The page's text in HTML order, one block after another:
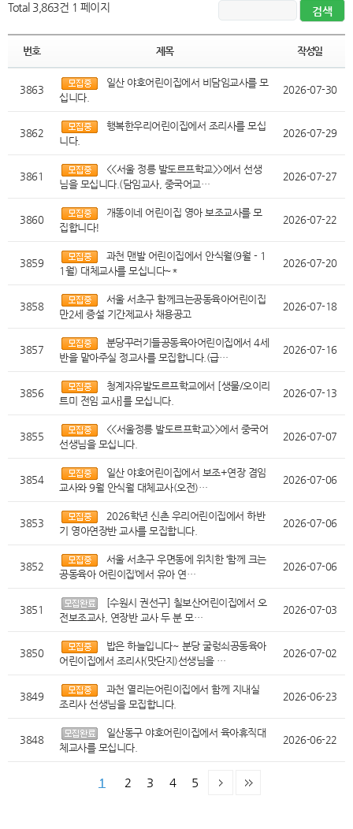
Total 3,863건 1 페이지
번호 제목 작성일
3863
일산 야호어린이집에서 비담임교사를 모
십니다.
2026-07-30
3862
행복한우리어린이집에서 조리사를 모십
니다.
2026-07-29
3861
<<서울 정릉 발도르프학교>>에서 선생
님을 모십니다.(담임교사, 중국어교…
2026-07-27
3860
개똥이네 어린이집 영아 보조교사를 모
집합니다!
2026-07-22
3859
과천 맨발 어린이집에서 안식월(9월 - 1
1월) 대체교사를 모십니다~*
2026-07-20
3858
서울 서초구 함께크는공동육아어린이집
만2세 증설 기간제교사 채용공고
2026-07-18
3857
분당꾸러기들공동육아어린이집에서 4세
반을 맡아주실 정교사를 모집합니다.(급…
2026-07-16
3856
청계자유발도르프학교에서 [생물/오이리
트미 전임 교사]를 모십니다.
2026-07-13
3855
<<서울정릉 발도르프학교>>에서 중국어
선생님을 모십니다.
2026-07-07
3854
일산 야호어린이집에서 보조+연장 겸임
교사와 9월 안식월 대체교사(오전)…
2026-07-06
3853
2026학년 신촌 우리어린이집에서 하반
기 영아연장반 교사를 모집합니다.
2026-07-06
3852
서울 서초구 우면동에 위치한 ‘함께 크는
공동육아 어린이집’에서 유아 연…
2026-07-06
3851
[수원시 권선구] 칠보산어린이집에서 오
전보조교사, 연장반 교사 두 분 모…
2026-07-03
3850
밥은 하늘입니다~ 분당 굴렁쇠공동육아
어린이집에서 조리사(맛단지)선생님을 …
2026-07-02
3849
과천 열리는어린이집에서 함께 지내실
조리사 선생님을 모집합니다.
2026-06-23
3848
일산동구 야호어린이집에서 육아휴직대
체교사를 모십니다.
2026-06-22
1 2 3 4 5